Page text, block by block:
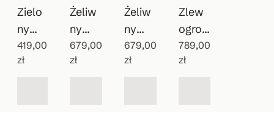
Zielo
ny
wiszą
cy
419,00
zł
Żeliw
ny
patyn
owan
679,00
zł
Żeliw
ny
zlewo
zmyw
679,00
zł
Zlew
ogrod
owy
Vintag
789,00
zł